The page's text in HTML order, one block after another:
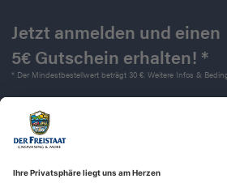
Jetzt anmelden und einen
5€ Gutschein erhalten! *
* Der Mindestbestellwert beträgt 30 €. Weitere Infos &